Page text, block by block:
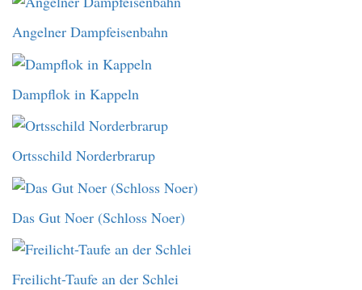
Angelner Dampfeisenbahn
Dampflok in Kappeln
Ortsschild Norderbrarup
Das Gut Noer (Schloss Noer)
Freilicht-Taufe an der Schlei